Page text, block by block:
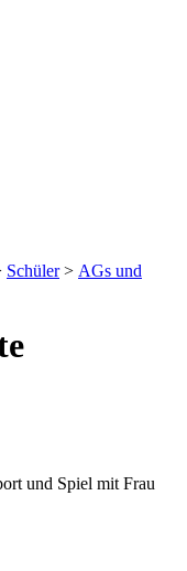
Schüler> AGs und
und Spiel mit Frau